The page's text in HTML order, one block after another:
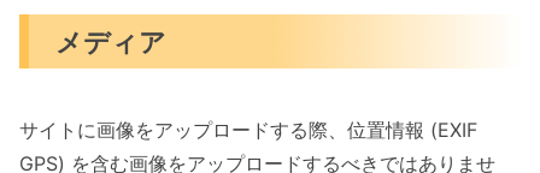
メディア
サイトに画像をアップロードする際、位置情報 (EXIF
GPS) を含む画像をアップロードするべきではありませ